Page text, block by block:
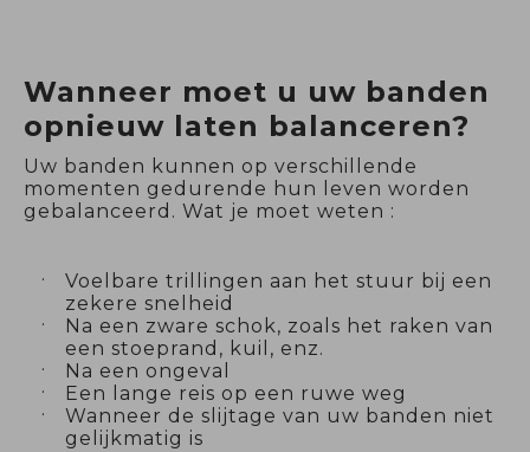
Wanneer moet u uw banden
opnieuw laten balanceren?
Uw banden kunnen op verschillende
momenten gedurende hun leven worden
gebalanceerd. Wat je moet weten :
Voelbare trillingen aan het stuur bij een
zekere snelheid
Na een zware schok, zoals het raken van
een stoeprand, kuil, enz.
Na een ongeval
Een lange reis op een ruwe weg
Wanneer de slijtage van uw banden niet
gelijkmatig is